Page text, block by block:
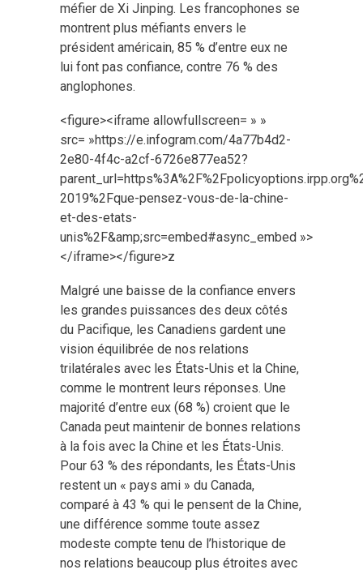
méfier de Xi Jinping. Les francophones se
montrent plus méfiants envers le
président américain, 85 % d’entre eux ne
lui font pas confiance, contre 76 % des
anglophones.
<figure><iframe allowfullscreen= » »
src= »https://e.infogram.com/4a77b4d2-
2e80-4f4c-a2cf-6726e877ea52?
2019%2Fque-pensez-vous-de-la-chine-
et-des-etats-
unis%2F&amp;src=embed#async_embed »>
</iframe></figure>z
Malgré une baisse de la confiance envers
les grandes puissances des deux côtés
du Pacifique, les Canadiens gardent une
vision équilibrée de nos relations
trilatérales avec les États-Unis et la Chine,
comme le montrent leurs réponses. Une
majorité d’entre eux (68 %) croient que le
Canada peut maintenir de bonnes relations
à la fois avec la Chine et les États-Unis.
Pour 63 % des répondants, les États-Unis
restent un « pays ami » du Canada,
comparé à 43 % qui le pensent de la Chine,
une différence somme toute assez
modeste compte tenu de l’historique de
nos relations beaucoup plus étroites avec